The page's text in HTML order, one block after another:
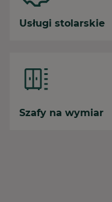
Usługi stolarskie
Szafy na wymiar